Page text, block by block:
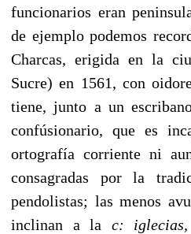
funcionarios eran
de ejemplo podemos
Charcas, erigida en la
Sucre) en 1561, con
tiene, junto a un
confúsionario, que es
ortografía corriente ni
consagradas por la
pendo­listas; las menos
inclinan a la c: iglecias,